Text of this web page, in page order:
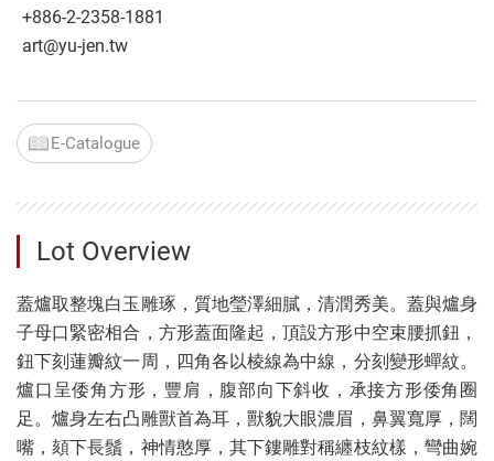
+886-2-2358-1881
art@yu-jen.tw
E-Catalogue
Lot Overview
蓋爐取整塊白玉雕琢，質地瑩澤細膩，清潤秀美。蓋與爐身
子母口緊密相合，方形蓋面隆起，頂設方形中空束腰抓鈕，
鈕下刻蓮瓣紋一周，四角各以棱線為中線，分刻變形蟬紋。
爐口呈倭角方形，豐肩，腹部向下斜收，承接方形倭角圈
足。爐身左右凸雕獸首為耳，獸貌大眼濃眉，鼻翼寬厚，闊
嘴，頦下長鬚，神情憨厚，其下鏤雕對稱纏枝紋樣，彎曲婉